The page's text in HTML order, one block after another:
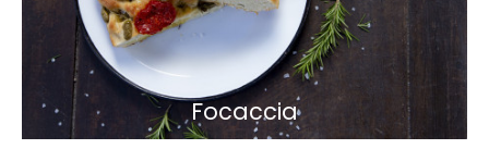
Focaccia